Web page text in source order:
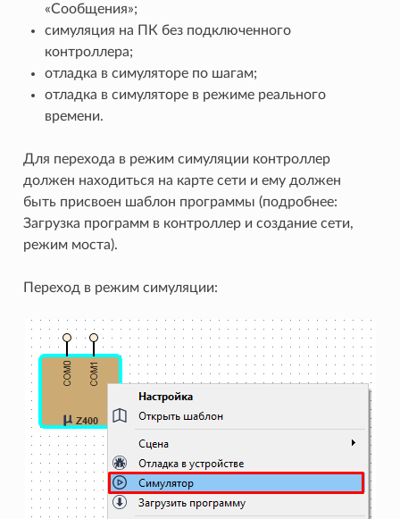
«Сообщения»;
симуляция на ПК без подключенного
контроллера;
отладка в симуляторе по шагам;
отладка в симуляторе в режиме реального
времени.
Для перехода в режим симуляции контроллер
должен находиться на карте сети и ему должен
быть присвоен шаблон программы (подробнее:
Загрузка программ в контроллер и создание сети,
режим моста).
Переход в режим симуляции: